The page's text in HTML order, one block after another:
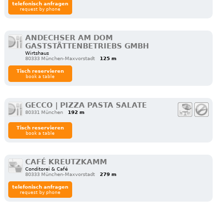
telefonisch anfragen
request by phone
ANDECHSER AM DOM
GASTSTÄTTENBETRIEBS GMBH
Wirtshaus
80333 München-Maxvorstadt
125 m
Tisch reservieren
book a table
GECCO | PIZZA PASTA SALATE
80331 München 192 m
Tisch reservieren
book a table
CAFÉ KREUTZKAMM
Conditorei & Café
80333 München-Maxvorstadt
279 m
telefonisch anfragen
request by phone